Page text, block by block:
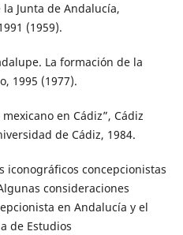
Junta de Andalucía,
(1959).
La formación de la
1995 (1977).
en Cádiz”, Cádiz
de Cádiz, 1984.
iconográficos concepcionistas
consideraciones
en Andalucía y el
de Estudios